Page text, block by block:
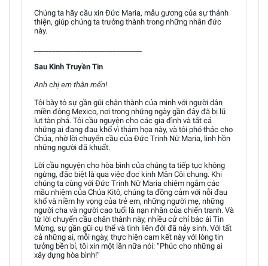
Chúng ta hãy cầu xin Đức Maria, mẫu gương của sự thánh
thiện, giúp chúng ta trưởng thành trong những nhân đức
này.
Sau Kinh Truyền Tin
Anh chị em thân mến!
Tôi bày tỏ sự gần gũi chân thành của mình với người dân
miền đông Mexico, nơi trong những ngày gần đây đã bị lũ
lụt tàn phá. Tôi cầu nguyện cho các gia đình và tất cả
những ai đang đau khổ vì thảm họa này, và tôi phó thác cho
Chúa, nhờ lời chuyển cầu của Đức Trinh Nữ Maria, linh hồn
những người đã khuất.
Lời cầu nguyện cho hòa bình của chúng ta tiếp tục không
ngừng, đặc biệt là qua việc đọc kinh Mân Côi chung. Khi
chúng ta cùng với Đức Trinh Nữ Maria chiêm ngắm các
mầu nhiệm của Chúa Kitô, chúng ta đồng cảm với nỗi đau
khổ và niềm hy vọng của trẻ em, những người mẹ, những
người cha và người cao tuổi là nạn nhân của chiến tranh. Và
từ lời chuyển cầu chân thành này, nhiều cử chỉ bác ái Tin
Mừng, sự gần gũi cụ thể và tình liên đới đã nảy sinh. Với tất
cả những ai, mỗi ngày, thực hiện cam kết này với lòng tin
tưởng bền bỉ, tôi xin một lần nữa nói: “Phúc cho những ai
xây dựng hòa bình!”